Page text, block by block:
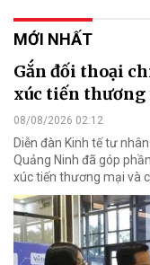
MỚI NHẤT
Gắn đối thoại
xúc tiến thương
08/08/2026 02:12
Diễn đàn Kinh tế tư
Quảng Ninh đã góp
xúc tiến thương mại và